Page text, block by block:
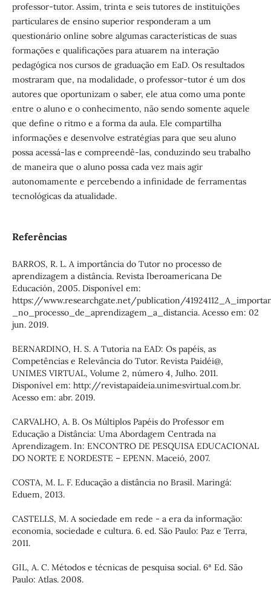
professor-tutor. Assim, trinta e seis tutores de instituições
particulares de ensino superior responderam a um
questionário online sobre algumas características de suas
formações e qualificações para atuarem na interação
pedagógica nos cursos de graduação em EaD. Os resultados
mostraram que, na modalidade, o professor-tutor é um dos
autores que oportunizam o saber, ele atua como uma ponte
entre o aluno e o conhecimento, não sendo somente aquele
que define o ritmo e a forma da aula. Ele compartilha
informações e desenvolve estratégias para que seu aluno
possa acessá-las e compreendê-las, conduzindo seu trabalho
de maneira que o aluno possa cada vez mais agir
autonomamente e percebendo a infinidade de ferramentas
tecnológicas da atualidade.
Referências
BARROS, R. L. A importância do Tutor no processo de
aprendizagem a distância. Revista Iberoamericana De
Educación, 2005. Disponível em:
https://www.researchgate.net/publication/
_no_processo_de_aprendizagem_a_distancia. Acesso em: 02
jun. 2019.
BERNARDINO, H. S. A Tutoria na EAD: Os papéis, as
Competências e Relevância do Tutor. Revista Paidéi@,
UNIMES VIRTUAL, Volume 2, número 4, Julho. 2011.
Disponível em: http://revistapaideia.unimesvirtual.com.br.
Acesso em: abr. 2019.
CARVALHO, A. B. Os Múltiplos Papéis do Professor em
Educação a Distância: Uma Abordagem Centrada na
Aprendizagem. In: ENCONTRO DE PESQUISA EDUCACIONAL
DO NORTE E NORDESTE – EPENN. Maceió, 2007.
COSTA, M. L. F. Educação a distância no Brasil. Maringá:
Eduem, 2013.
CASTELLS, M. A sociedade em rede - a era da informação:
economia, sociedade e cultura. 6. ed. São Paulo: Paz e Terra,
2011.
GIL, A. C. Métodos e técnicas de pesquisa social. 6ª Ed. São
Paulo: Atlas. 2008.